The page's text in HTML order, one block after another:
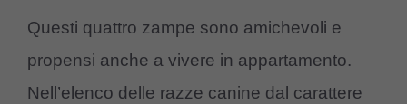
Questi quattro zampe sono amichevoli e
propensi anche a vivere in appartamento.
Nell’elenco delle razze canine dal carattere